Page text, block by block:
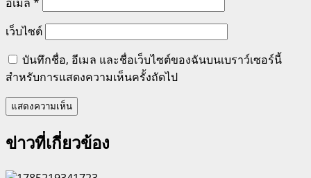
เว็บไซต์
บันทึกชื่อ, อีเมล และชื่อเว็บไซต์ของฉันบนเบราว์เซอร์นี้
สำหรับการแสดงความเห็นครั้งถัดไป
ข่าวที่เกี่ยวข้อง